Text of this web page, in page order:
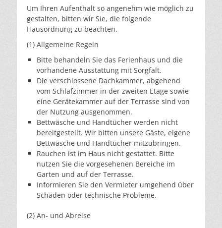
Um Ihren Aufenthalt so angenehm wie möglich zu
gestalten, bitten wir Sie, die folgende
Hausordnung zu beachten.
(1) Allgemeine Regeln
Bitte behandeln Sie das Ferienhaus und die
vorhandene Ausstattung mit Sorgfalt.
Die verschlossene Dachkammer, abgehend
vom Schlafzimmer in der zweiten Etage sowie
eine Gerätekammer auf der Terrasse sind von
der Nutzung ausgenommen.
Bettwäsche und Handtücher werden nicht
bereitgestellt. Wir bitten unsere Gäste, eigene
Bettwäsche und Handtücher mitzubringen.
Rauchen ist im Haus nicht gestattet. Bitte
nutzen Sie die vorgesehenen Bereiche im
Garten und auf der Terrasse.
Informieren Sie den Vermieter umgehend über
Schäden oder technische Probleme.
(2) An- und Abreise